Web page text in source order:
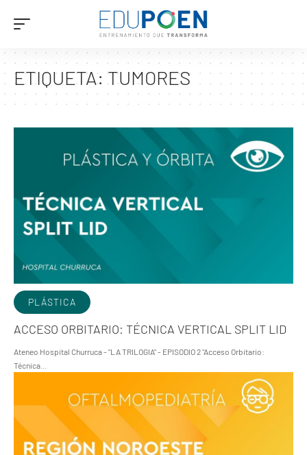
ETIQUETA:TUMORES
PLÁSTICA
ACCESO ORBITARIO: TÉCNICA VERTICAL SPLIT LID
Ateneo Hospital Churruca - "LA TRILOGIA" - EPISODIO 2 "Acceso Orbitario:
Técnica…